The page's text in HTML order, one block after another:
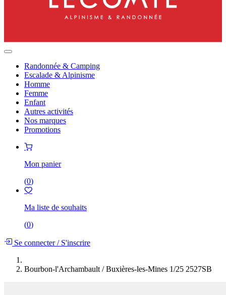
Randonnée & Camping
Escalade & Alpinisme
Homme
Femme
Enfant
Autres activités
Nos marques
Promotions
Mon panier
(0)
Ma liste de souhaits
(0)
Se connecter/S'inscrire
Bourbon-l'Archambault / Buxières-les-Mines 1/25 2527SB